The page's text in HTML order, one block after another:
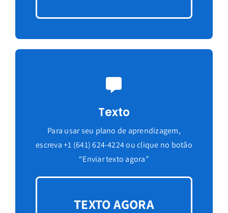
Texto
Para usar seu plano de aprendizagem,
escreva +1 (641) 624-4224 ou clique no botão
“Enviar texto agora”
TEXTO AGORA